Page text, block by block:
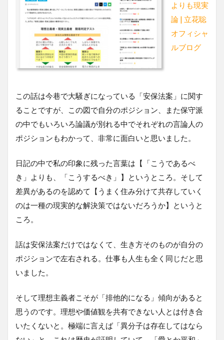
よりも現実
論 | 立花聡
オフィシャ
ルブログ
この話は今巷で大騒ぎになっている「安保法案」に関す
ることですが、この図で自分のポジション、また保守派
の中でもいろいろ論議が別れる中でそれぞれの言論人の
ポジションもわかって、非常に面白いと思いました。
日記の中で私の印象に残った言葉は【「こうであるべ
き」よりも、「こうするべき」】というところ。そして
差異があるのを認めて【うまく住み分けて共存していく
のは一種の現実的な解決策ではないだろうか】というと
ころ。
話は安保法案だけではなくて、生き方そのものが自分の
ポジションで左右される。仕事も人生も全く同じだと思
いました。
そして理想主義者こそが「排他的になる」傾向があると
思うのです。理想や価値観を共有できない人とは付き合
いたくないと。極端に言えば「異分子は存在してはなら